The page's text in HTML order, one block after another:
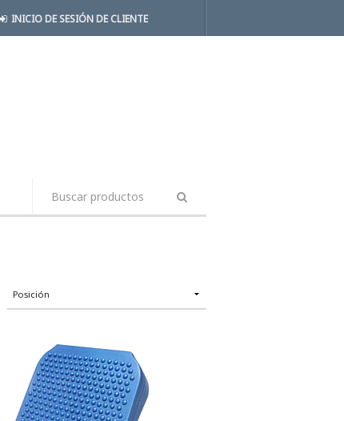
INICIO DE SESIÓN DE CLIENTE